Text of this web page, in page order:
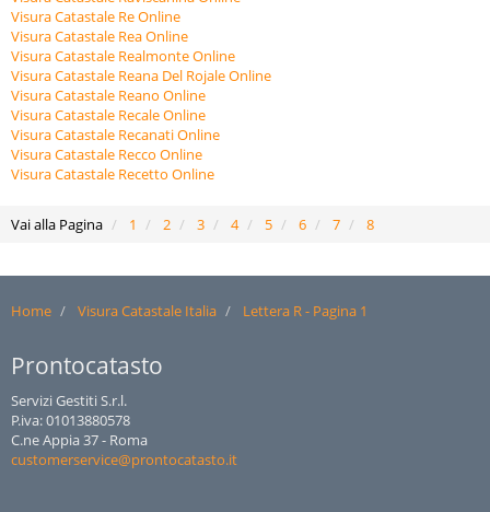
Visura Catastale Re Online
Visura Catastale Rea Online
Visura Catastale Realmonte Online
Visura Catastale Reana Del Rojale Online
Visura Catastale Reano Online
Visura Catastale Recale Online
Visura Catastale Recanati Online
Visura Catastale Recco Online
Visura Catastale Recetto Online
Vai alla Pagina 1 2 3 4 5 6 7 8
Home Visura Catastale Italia Lettera R - Pagina 1
Prontocatasto
Servizi Gestiti S.r.l.
P.iva: 01013880578
C.ne Appia 37 - Roma
customerservice@prontocatasto.it